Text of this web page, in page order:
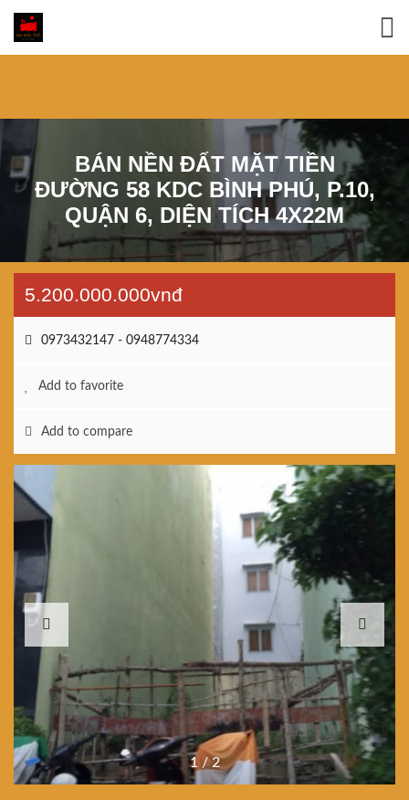
BÁN NỀN ĐẤT MẶT TIỀN
ĐƯỜNG 58 KDC BÌNH PHÚ, P.10,
QUẬN 6, DIỆN TÍCH 4X22M
5.200.000.000vnđ
0973432147 - 0948774334
Add to favorite
Add to compare
1 /2